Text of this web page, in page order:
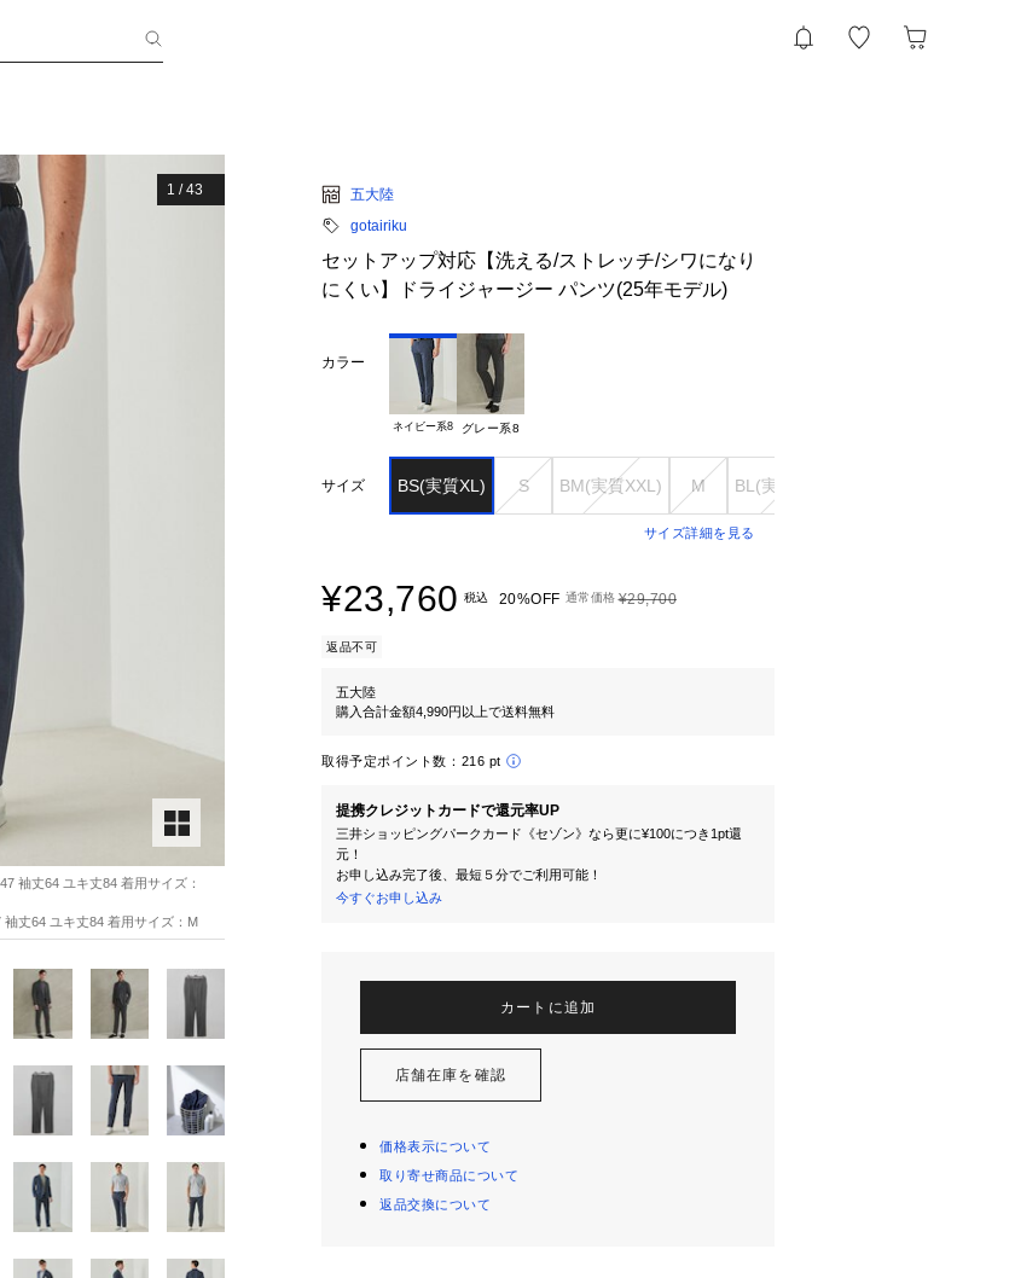
1 /43
袖丈64 ユキ丈84 着用サイズ：
丈64 ユキ丈84 着用サイズ：M
五大陸
gotairiku
セットアップ対応【洗える/ストレッチ/シワになり
にくい】ドライジャージー パンツ(25年モデル)
カラー
ネイビー系8 グレー系8
サイズ BS(実質XL) S BM(実質XXL) M BL(実質XXXL)
サイズ詳細を見る
¥23,760 税込 20%OFF 通常価格 ¥29,700
返品不可
五大陸
購入合計金額4,990円以上で送料無料
取得予定ポイント数： 216 pt
提携クレジットカードで還元率UP
三井ショッピングパークカード《セゾン》なら更に¥100につき1pt還
元！
お申し込み完了後、最短５分でご利用可能！
今すぐお申し込み
カートに追加
店舗在庫を確認
価格表示について
取り寄せ商品について
返品交換について